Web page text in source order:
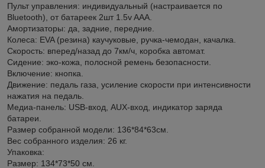
Пульт управления: индивидуальный (настраивается по
Bluetooth), от батареек 2шт 1.5v AAА.
Амортизаторы: да, задние, передние.
Колеса: EVA (резина) каучуковые, ручка-чемодан, качалка.
Скорость: вперед/назад до 7км/ч, коробка автомат.
Сидение: эко-кожа, полосной ремень безопасности.
Включение: кнопка.
Движение: педаль газа, усиление скорости при интенсивности
нажатия на педаль.
Медиа-панель: USB-вход, AUX-вход, индикатор заряда
батареи.
Размер собранной модели: 136*84*63см.
Вес собранного изделия: 26 кг.
Упаковка:
Размер: 134*73*50 см.